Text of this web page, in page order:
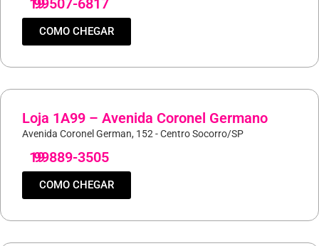
19
99507-6817
COMO CHEGAR
Loja 1A99 – Avenida Coronel Germano
Avenida Coronel German, 152 - Centro Socorro/SP
19
99889-3505
COMO CHEGAR